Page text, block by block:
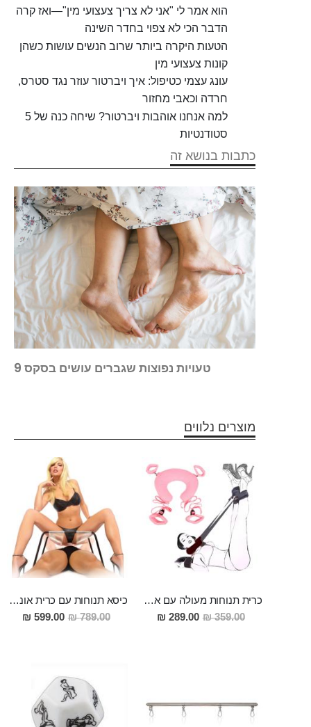
הוא אמר לי "אני לא צריך צעצועי מין"—ואז קרה
הדבר הכי לא צפוי בחדר השינה
הטעות היקרה ביותר שרוב הנשים עושות כשהן
קונות צעצועי מין
עונג עצמי כטיפול: איך ויברטור עוזר נגד סטרס,
חרדה וכאבי מחזור
למה אנחנו אוהבות ויברטור? שיחה כנה של 5
סטודנטיות
כתבות בנושא זה
9 טעויות נפוצות שגברים עושים בסקס
מוצרים נלווים
כרית תנוחות מעולה עם אזיקים לידיים ורגליים לגיוון מירבי "AMON"
359.00 ₪
מחיר
מבצע
289.00 ₪
כיסא תנוחות עם כרית אוננות להנאה מושלמת
789.00 ₪
מחיר
מבצע
599.00 ₪